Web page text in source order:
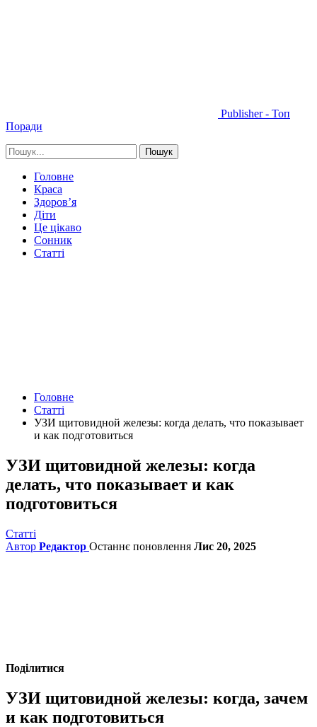
Publisher - Топ
Поради
Головне
Краса
Здоров’я
Діти
Це цікаво
Сонник
Статті
Головне
Статті
УЗИ щитовидной железы: когда делать, что показывает
и как подготовиться
УЗИ щитовидной железы: когда
делать, что показывает и как
подготовиться
Статті
Автор Редактор Останнє поновлення Лис 20, 2025
Поділитися
УЗИ щитовидной железы: когда, зачем
и как подготовиться